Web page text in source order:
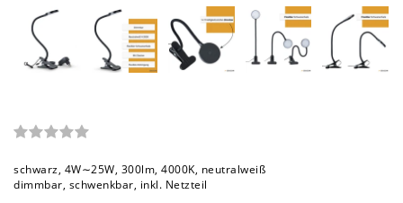
schwarz, 4W∼25W, 300lm, 4000K, neutralweiß
dimmbar, schwenkbar, inkl. Netzteil